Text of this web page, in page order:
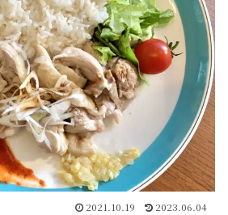
2021.10.19 2023.06.04